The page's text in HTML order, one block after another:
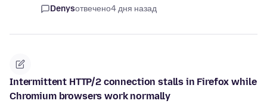
Denysотвечено4 дня назад
Intermittent HTTP/2 connection stalls in Firefox while
Chromium browsers work normally